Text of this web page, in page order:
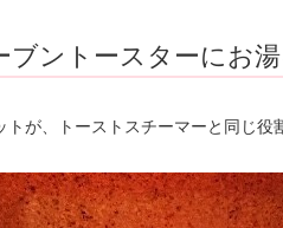
ブントースターにお
トが、トーストスチーマーと同じ役